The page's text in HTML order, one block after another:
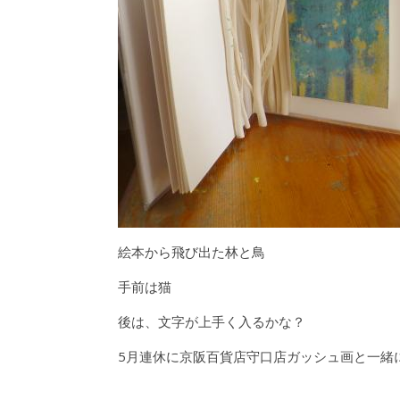
絵本から飛び出た林と鳥
手前は猫
後は、文字が上手く入るかな？
5月連休に京阪百貨店守口店ガッシュ画と一緒